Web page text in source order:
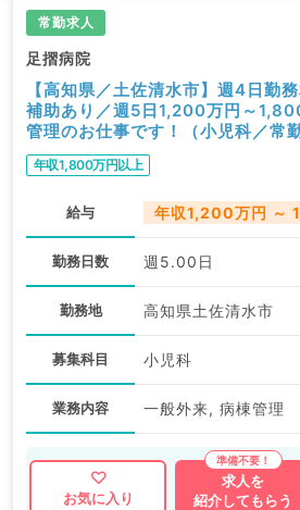
常勤求人
足摺病院
【高知県／土佐清水市】週4日勤
補助あり／週5日1,200万円～
管理のお仕事です！（小児科／常勤
年収1,800万円以上
給与 年収1,200万円 ～
勤務日数 週5.00日
勤務地 高知県土佐清水市
募集科目 小児科
業務内容 一般外来, 病棟管理
お気に入り
求人を
紹介してもらう